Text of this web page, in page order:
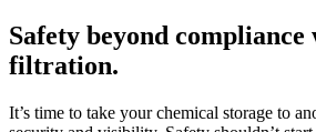
Safety beyond compliance
filtration.
It’s time to take your chemical storage to